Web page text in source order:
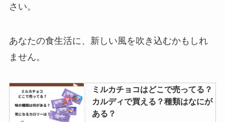
twg紅茶の店舗は日本のどこにあ
る？東京の店舗は？値段はおいく
ら？
さい。
あなたの食生活に、新しい風を吹き込むかもしれ
ません。
ミルカチョコはどこで売ってる？
カルディで買える？種類はなにが
ある？